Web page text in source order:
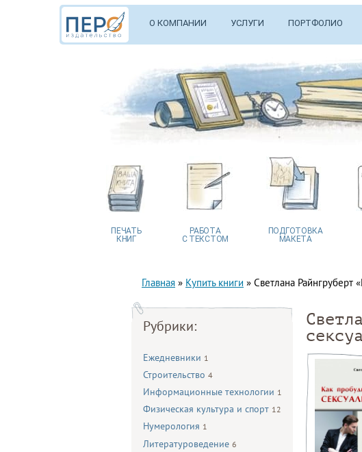
О КОМПАНИИ УСЛУГИ ПОРТФОЛИО
ПЕЧАТЬ
КНИГ
РАБОТА
С ТЕКСТОМ
ПОДГОТОВКА
МАКЕТА
Главная » Купить книги » Светлана Райнгруберт
Рубрики:
Ежедневники 1
Строительство 4
Информационные технологии 1
Физическая культура и спорт 12
Нумерология 1
Литературоведение 6